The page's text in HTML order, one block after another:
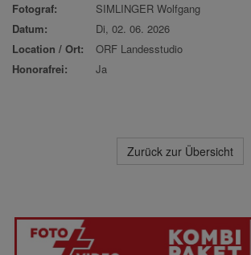
Fotograf:
SIMLINGER Wolfgang
Datum:
Di, 02. 06. 2026
Location / Ort:
ORF Landesstudio
Honorafrei:
Ja
Zurück zur Übersicht